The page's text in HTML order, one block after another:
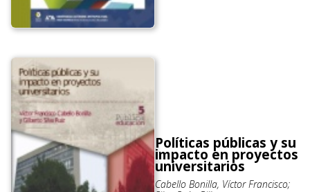
Políticas públicas y su
impacto en proyectos
universitarios
Cabello Bonilla, Víctor Francisco;